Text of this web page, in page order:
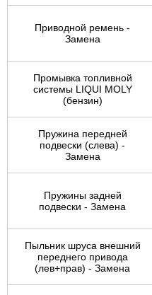
Приводной ремень -
Замена
Промывка топливной
системы LIQUI MOLY
(бензин)
Пружина передней
подвески (слева) -
Замена
Пружины задней
подвески - Замена
Пыльник шруса внешний
переднего привода
(лев+прав) - Замена